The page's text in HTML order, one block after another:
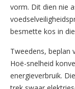
vorm. Dit dien nie
besmette kos in
Tweedens, beplan
Hoë-snelheid
energieverbruik.